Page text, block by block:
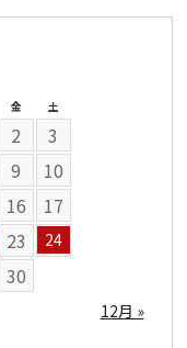
金 土
2
3
9 10
16
17
23
24
30
12月 »